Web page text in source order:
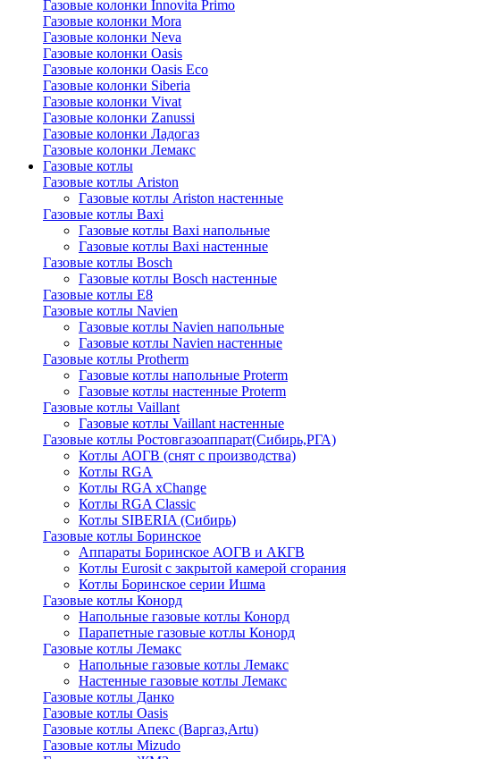
Газовые колонки Innovita Primo
Газовые колонки Mora
Газовые колонки Neva
Газовые колонки Oasis
Газовые колонки Oasis Eco
Газовые колонки Siberia
Газовые колонки Vivat
Газовые колонки Zanussi
Газовые колонки Ладогаз
Газовые колонки Лемакс
Газовые котлы
Газовые котлы Ariston
Газовые котлы Ariston настенные
Газовые котлы Baxi
Газовые котлы Baxi напольные
Газовые котлы Baxi настенные
Газовые котлы Bosch
Газовые котлы Bosch настенные
Газовые котлы E8
Газовые котлы Navien
Газовые котлы Navien напольные
Газовые котлы Navien настенные
Газовые котлы Protherm
Газовые котлы напольные Proterm
Газовые котлы настенные Proterm
Газовые котлы Vaillant
Газовые котлы Vaillant настенные
Газовые котлы Ростовгазоаппарат(Сибирь,РГА)
Котлы АОГВ (снят с производства)
Котлы RGA
Котлы RGA xChange
Котлы RGA Classic
Котлы SIBERIA (Сибирь)
Газовые котлы Боринское
Аппараты Боринское АОГВ и АКГВ
Котлы Eurosit с закрытой камерой сгорания
Котлы Боринское серии Ишма
Газовые котлы Конорд
Напольные газовые котлы Конорд
Парапетные газовые котлы Конорд
Газовые котлы Лемакс
Напольные газовые котлы Лемакс
Настенные газовые котлы Лемакс
Газовые котлы Данко
Газовые котлы Oasis
Газовые котлы Апекс (Варгаз,Artu)
Газовые котлы Mizudo